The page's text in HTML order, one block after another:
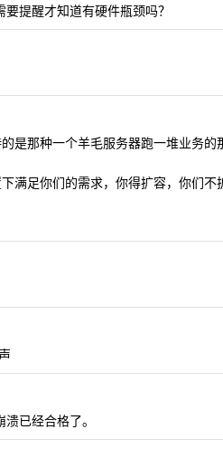
提醒才知道有硬件瓶颈吗？
是那种一个羊毛服务器跑一堆业务
满足你们的需求，你得扩容，你们不
已经合格了。